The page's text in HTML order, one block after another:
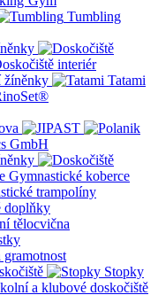
Tumbling
interiér
žíněnky
Tatami
Gymnastické koberce
trampolíny
doplňky
tělocvična
Stopky